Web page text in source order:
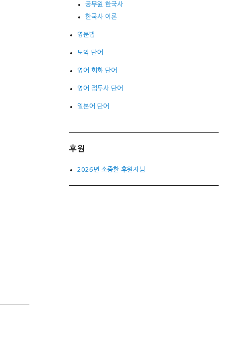
공무원 한국사
한국사 이론
영문법
토익 단어
영어 회화 단어
영어 접두사 단어
일본어 단어
후원
2026년 소중한 후원자님